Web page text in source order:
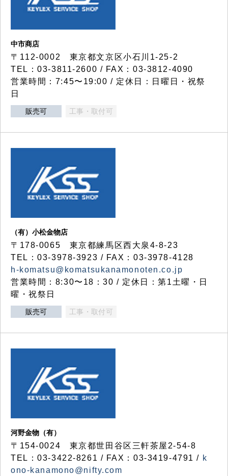
中市商店
〒112-0002 東京都文京区小石川1-25-2
TEL：03-3811-2600 / FAX：03-3812-4090
営業時間：7:45〜19:00 / 定休日：日曜日・祝祭
日
販売可 工事・取付可
（有）小松金物店
〒178-0065 東京都練馬区西大泉4-8-23
TEL：03-3978-3923 / FAX：03-3978-4128
h-komatsu@komatsukanamonoten.co.jp
営業時間：8:30〜18：30 / 定休日：第1土曜・日
曜・祝祭日
販売可 工事・取付可
河野金物（有）
〒154-0024 東京都世田谷区三軒茶屋2-54-8
TEL：03-3422-8261 / FAX：03-3419-4791 / k
ono-kanamono@nifty.com